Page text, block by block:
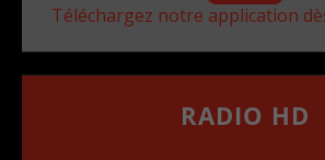
Téléchargez notre application
RADIO HD